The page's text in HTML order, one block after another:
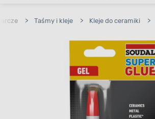
> Taśmy i kleje > Kleje do ceramiki >